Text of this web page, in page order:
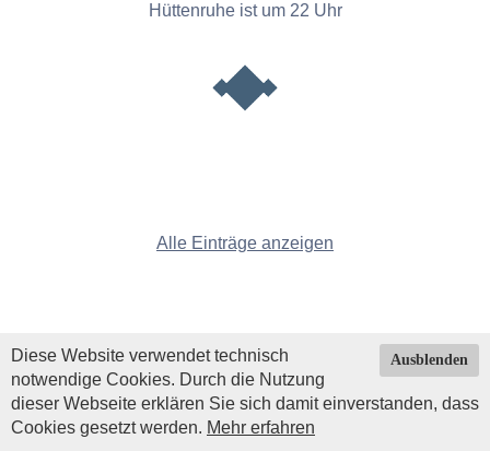
Hüttenruhe ist um 22 Uhr
Alle Einträge anzeigen
Ausblenden
Diese Website verwendet technisch
notwendige Cookies. Durch die Nutzung
dieser Webseite erklären Sie sich damit einverstanden, dass
Cookies gesetzt werden. Mehr erfahren